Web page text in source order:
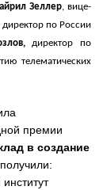
Зеллер, вице-
директор по России
директор по
телематических
премии
в создание